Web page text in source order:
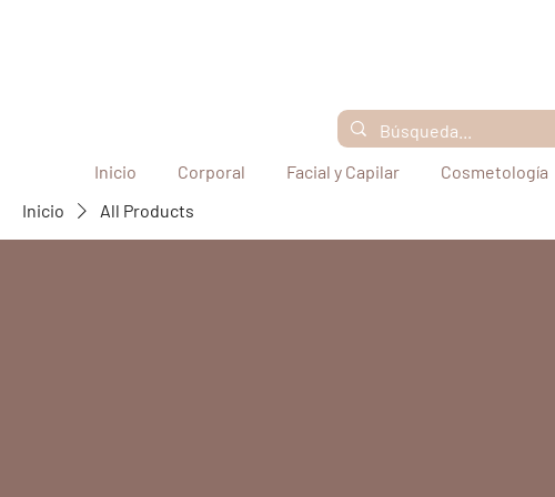
Inicio Corporal Facial y Capilar Cosmetología
Inicio
All Products